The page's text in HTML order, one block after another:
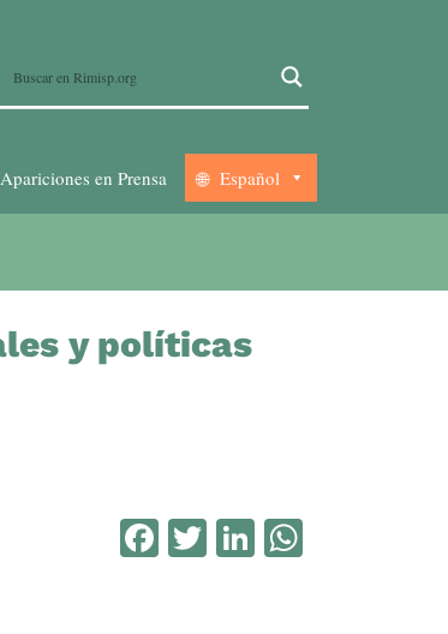
Apariciones en Prensa Español
y políticas
Facebook
TwitterLinkedIn